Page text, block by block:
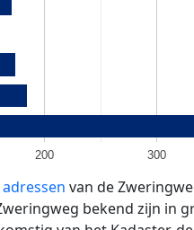
200 300
van de
bekend zijn in